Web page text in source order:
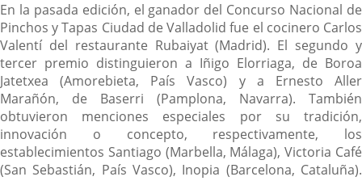
En la pasada edición, el ganador del Concurso Nacional de
Pinchos y Tapas Ciudad de Valladolid fue el cocinero Carlos
Valentí del restaurante Rubaiyat (Madrid). El segundo y
tercer premio distinguieron a Iñigo Elorriaga, de Boroa
Jatetxea (Amorebieta, País Vasco) y a Ernesto Aller
Marañón, de Baserri (Pamplona, Navarra). También
obtuvieron menciones especiales por su tradición,
innovación o concepto, respectivamente, los
establecimientos Santiago (Marbella, Málaga), Victoria Café
(San Sebastián, País Vasco), Inopia (Barcelona, Cataluña).